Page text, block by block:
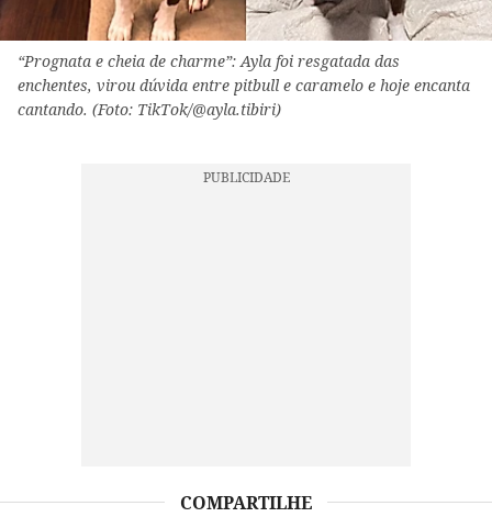
“Prognata e cheia de charme”: Ayla foi resgatada das
enchentes, virou dúvida entre pitbull e caramelo e hoje encanta
cantando. (Foto: TikTok/@ayla.tibiri)
COMPARTILHE